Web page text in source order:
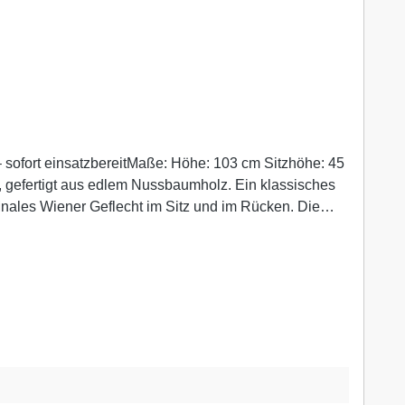
aus edlem Nussbaumholz. Ein klassisches
Wiener Geflecht im Sitz und im Rücken. Die